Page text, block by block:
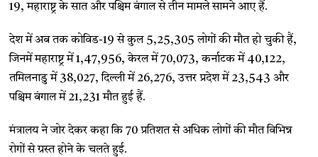
19, महाराष्ट्र के सात और पश्चिम बंगाल से तीन मामले सामने आए हैं.
देश में अब तक कोविड-19 से कुल 5,25,305 लोगों की मौत हो चुकी हैं,
जिनमें महाराष्ट्र में 1,47,956, केरल में 70,073, कर्नाटक में 40,122,
तमिलनाडु में 38,027, दिल्ली में 26,276, उत्तर प्रदेश में 23,543 और
पश्चिम बंगाल में 21,231 मौत हुई हैं.
मंत्रालय ने जोर देकर कहा कि 70 प्रतिशत से अधिक लोगों की मौत विभिन्न
रोगों से ग्रस्त होने के चलते हुई.